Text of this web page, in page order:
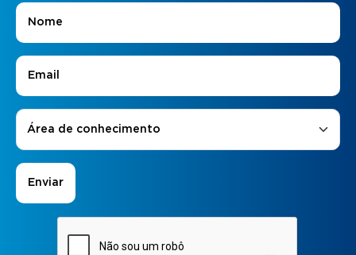
Nome
E-mail
Áreas de Interesse
Área de conhecimento